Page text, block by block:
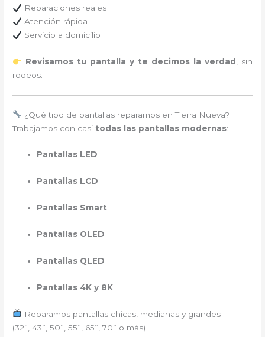
Reparaciones reales
Atención rápida
Servicio a domicilio
Revisamos tu pantalla y te decimos la verdad
, sin
rodeos.
¿Qué tipo de pantallas reparamos en Tierra Nueva?
Trabajamos con casi todas las pantallas modernas:
Pantallas LED
Pantallas LCD
Pantallas Smart
Pantallas OLED
Pantallas QLED
Pantallas 4K y 8K
Reparamos pantallas chicas, medianas y grandes
(32”, 43”, 50”, 55”, 65”, 70” o más)